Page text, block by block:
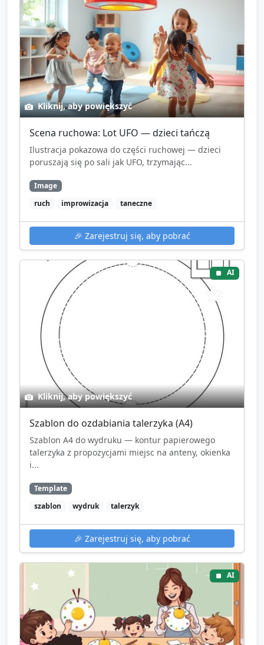
Kliknij, aby powiększyć
Scena ruchowa: Lot UFO — dzieci tańczą
Ilustracja pokazowa do części ruchowej — dzieci
poruszają się po sali jak UFO, trzymając...
Image
ruch
improwizacja taneczne
🎉 Zarejestruj się, aby pobrać
AI
Kliknij, aby powiększyć
Szablon do ozdabiania talerzyka (A4)
Szablon A4 do wydruku — kontur papierowego
talerzyka z propozycjami miejsc na anteny, okienka
i...
Template
szablon
wydruk talerzyk
🎉 Zarejestruj się, aby pobrać
AI